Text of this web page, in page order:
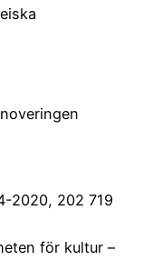
2020, 202 719
för kultur –